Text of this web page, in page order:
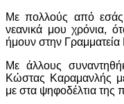
Με πολλούς από
νεανικά μου χρόνια,
ήμουν στην Γραμματεία
Με άλλους
Κώστας Καραμανλής
με στα ψηφοδέλτια της